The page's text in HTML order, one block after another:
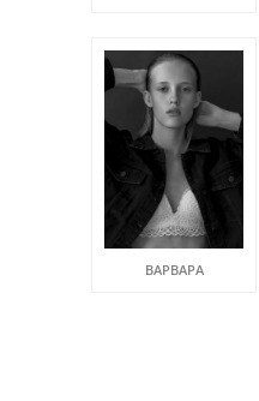
ВАРВАРА